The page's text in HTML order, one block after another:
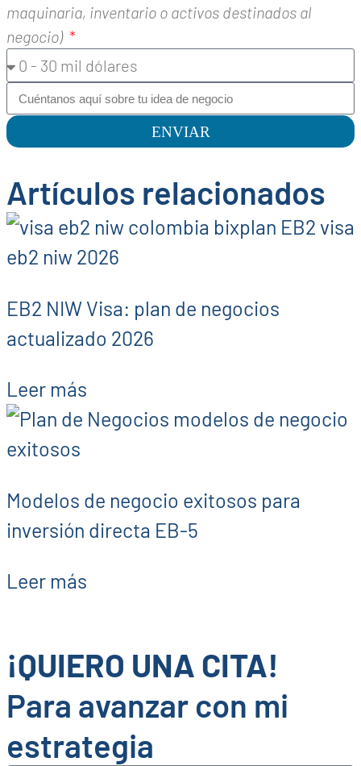
maquinaria, inventario o activos destinados al
negocio)
ENVIAR
Artículos relacionados
EB2 NIW Visa: plan de negocios
actualizado 2026
Leer más
Modelos de negocio exitosos para
inversión directa EB-5
Leer más
¡QUIERO UNA CITA!
Para avanzar con mi
estrategia